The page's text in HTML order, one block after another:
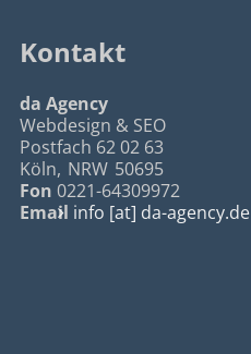
Kontakt
da Agency
Webdesign & SEO
Postfach 62 02 63
Köln, NRW 50695
Fon 0221-64309972
Email info [at] da-agency.de